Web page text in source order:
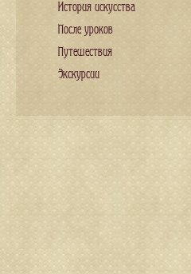
История искусства
После уроков
Путешествия
Экскурсии